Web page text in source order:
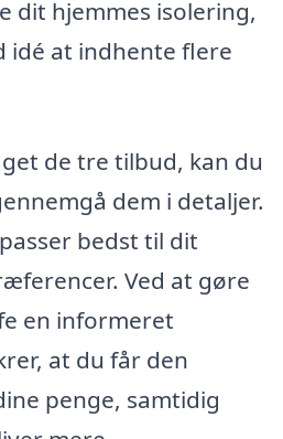
dit hjemmes isolering,
idé at indhente flere
de tre tilbud, kan du
dem i detaljer.
bedst til dit
Ved at gøre
en informeret
at du får den
penge, samtidig